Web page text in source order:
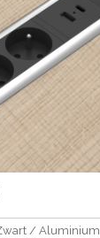
/ Aluminium